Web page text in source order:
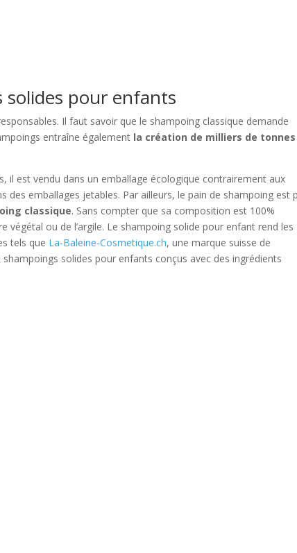
pour enfants
Il faut savoir que le shampoing classique demande
entraîne également la création de milliers de
il est vendu dans un emballage écologique contrairement aux
des emballages jetables. Par ailleurs, le pain de shampoing est
classique. Sans compter que sa composition est 100%
végétal ou de l’argile. Le shampoing solide pour enfant rend les
tels que La-Baleine-Cosmetique.ch, une marque suisse de
solides pour enfants conçus avec des ingrédients